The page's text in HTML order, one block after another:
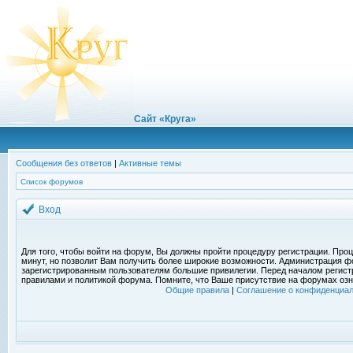
Сайт «Круга»
Сообщения без ответов | Активные темы
Список форумов
Вход
Для того, чтобы войти на форум, Вы должны пройти процедуру регистрации.
минут, но позволит Вам получить более широкие возможности. Администрация
зарегистрированным пользователям большие привилегии. Перед началом
правилами и политикой форума. Помните, что Ваше присутствие на форумах
Общие правила| Соглашение о